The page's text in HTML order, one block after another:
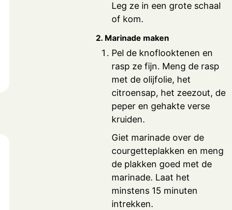
Leg ze in een grote schaal
of kom.
2. Marinade maken
Pel de knoflooktenen en
rasp ze fijn. Meng de rasp
met de olijfolie, het
citroensap, het zeezout, de
peper en gehakte verse
kruiden.
Giet marinade over de
courgetteplakken en meng
de plakken goed met de
marinade. Laat het
minstens 15 minuten
intrekken.